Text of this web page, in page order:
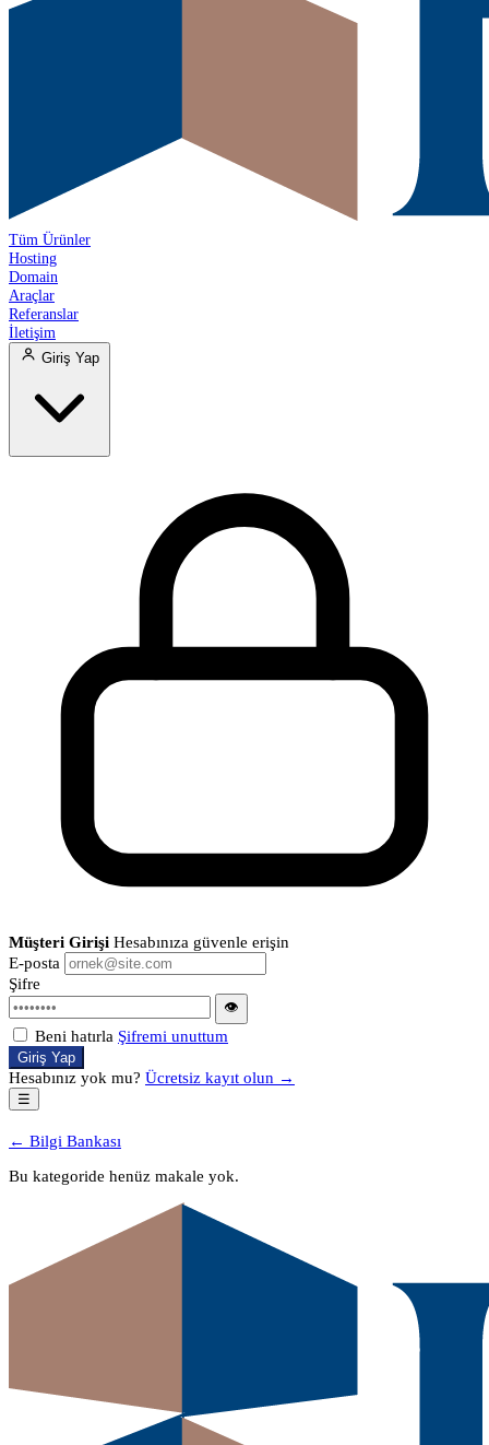
Tüm Ürünler
Hosting
Domain
Araçlar
Referanslar
İletişim
Giriş Yap
Müşteri Girişi Hesabınıza güvenle erişin
E-posta
Şifre
👁
Beni hatırla Şifremi unuttum
Giriş Yap
Hesabınız yok mu? Ücretsiz kayıt olun →
☰
← Bilgi Bankası
Bu kategoride henüz makale yok.